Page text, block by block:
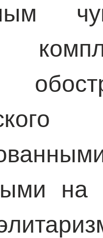
на